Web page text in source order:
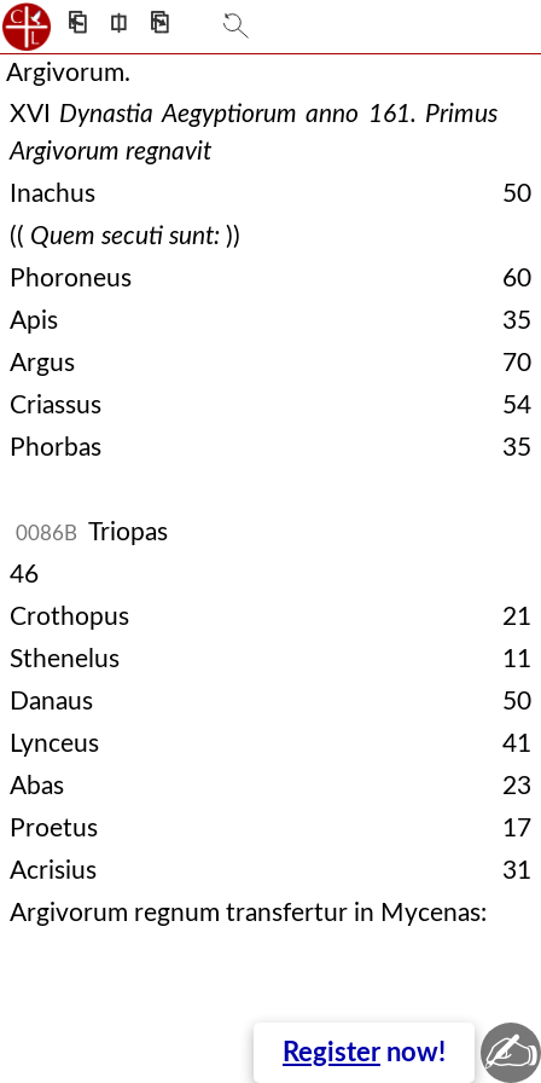
⎗ ⎅ ⎘
Register now!
Argivorum.
XVI Dynastia Aegyptiorum anno 161. Primus
Argivorum regnavit
Inachus
50
(( Quem secuti sunt: ))
Phoroneus
60
Apis
35
Argus
70
Criassus
54
Phorbas
35
0086B
Triopas
46
Crothopus
21
Sthenelus
11
Danaus
50
Lynceus
41
Abas
23
Proetus
17
Acrisius
31
Argivorum regnum transfertur in Mycenas:
✍